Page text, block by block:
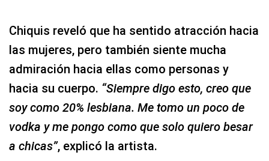
Chiquis reveló que ha sentido atracción hacia
las mujeres, pero también siente mucha
admiración hacia ellas como personas y
hacia su cuerpo. “Siempre digo esto, creo que
soy como 20% lesbiana. Me tomo un poco de
vodka y me pongo como que solo quiero besar
a chicas”, explicó la artista.